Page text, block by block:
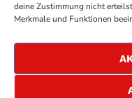
deine Zustimmung nicht
Merkmale und Funktionen
COPYRIGHTANTENNE